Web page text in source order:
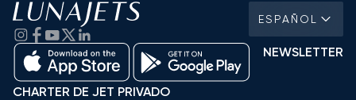
ESPAÑOL
NEWSLETTER
CHARTER DE JET PRIVADO